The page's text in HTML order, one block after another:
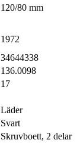
120/80 mm
1972
34644338
136.0098
17
Läder
Svart
Skruvboett, 2 delar